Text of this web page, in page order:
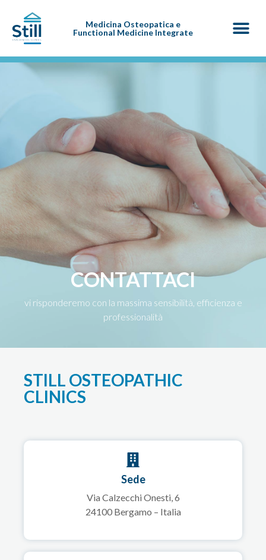
Medicina Osteopatica e
Functional Medicine Integrate
CONTATTACI
vi risponderemo con la massima sensibilità, efficienza e
professionalità
STILL OSTEOPATHIC
CLINICS
Sede
Via Calzecchi Onesti, 6
24100 Bergamo – Italia